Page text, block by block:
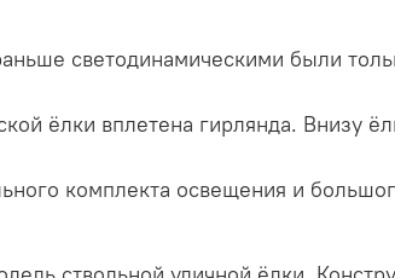
светодинамическими были
ёлки вплетена гирлянда. Внизу
комплекта освещения и